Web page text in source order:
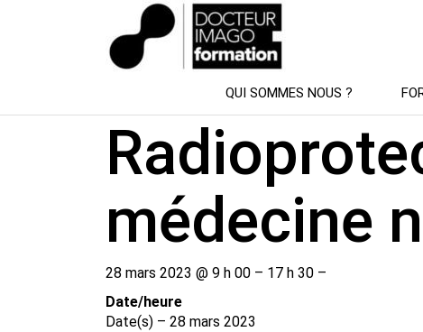
QUI SOMMES NOUS ?
médecine
28 mars 2023 @ 9 h 00 – 17 h 30 –
Date/​heure
Date(s) – 28 mars 2023